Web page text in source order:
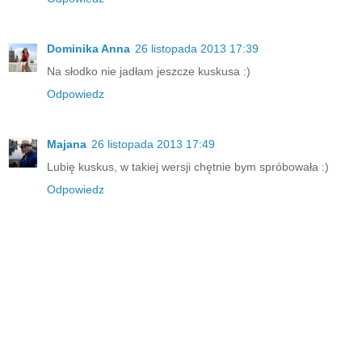
Dominika Anna 26 listopada 2013 17:39
Na słodko nie jadłam jeszcze kuskusa :)
Odpowiedz
Majana 26 listopada 2013 17:49
Lubię kuskus, w takiej wersji chętnie bym spróbowała :)
Odpowiedz